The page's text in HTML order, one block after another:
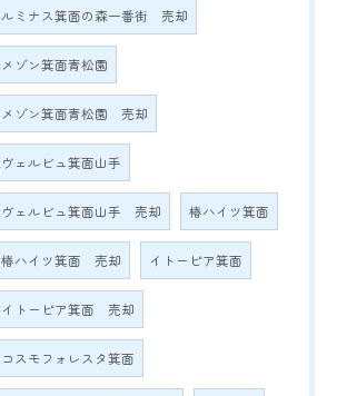
ルミナス箕面の森一番街 売却
メゾン箕面青松園
メゾン箕面青松園 売却
ヴェルビュ箕面山手
ヴェルビュ箕面山手 売却 椿ハイツ箕面
椿ハイツ箕面 売却 イトーピア箕面
イトーピア箕面 売却
コスモフォレスタ箕面